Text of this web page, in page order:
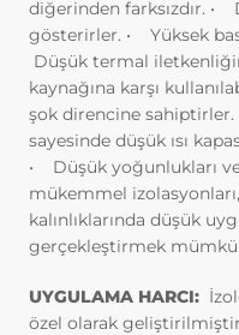
Smartlink
Air Leak Test
Standardlar
Yazılım
diğerinden farksızdır. •
gösterirler. • Yüksek
Düşük termal
kaynağına karşı
şok direncine sahiptirler.
sayesinde düşük ısı
• Düşük yoğunlukları
mükemmel
kalınlıklarında düşük
gerçekleştirmek
UYGULAMA HARCI:
özel olarak
tarafından
veya ağ
metin
dil ve diğer
dosyaları, siteye
tercihlerinizin
deneyiminizi
hizmetlerimizde
yardımcı olur.
ziyaretinizde daha
bir kullanım
İnternet Sitemizde